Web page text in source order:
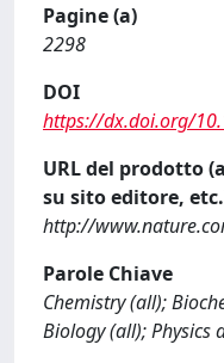
Pagine (a)
2298
DOI
https://dx.doi.org/
URL del prodotto
su sito editore,
http://
Parole Chiave
Chemistry (all);
Biology (all); Physics